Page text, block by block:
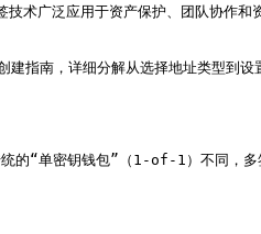
广泛应用于资产保护、团队协作和
详细分解从选择地址类型到设置
“单密钥钱包”（1-of-1）不同，